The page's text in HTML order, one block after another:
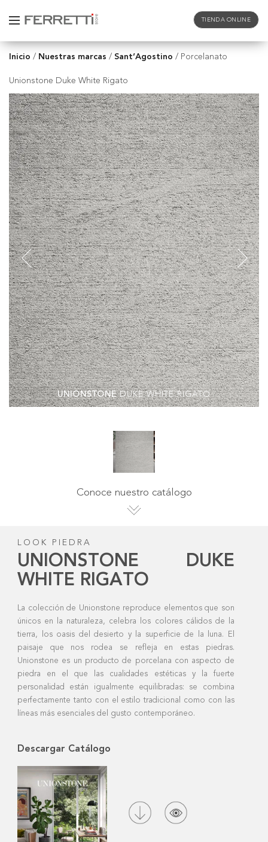
TIENDA ONLINE
Inicio / Nuestras marcas / Sant’Agostino / Porcelanato
Unionstone Duke White Rigato
UNIONSTONEDUKE WHITE RIGATO
Conoce nuestro catálogo
Descargar Catálogo
LOOK PIEDRA
UNIONSTONE DUKE
WHITE RIGATO
La colección de Unionstone reproduce elementos que son
únicos en la naturaleza, celebra los colores cálidos de la
tierra, los oasis del desierto y la superficie de la luna. El
paisaje que nos rodea se refleja en estas piedras.
Unionstone es un producto de porcelana con aspecto de
piedra en el que las cualidades estéticas y la fuerte
personalidad están igualmente equilibradas: se combina
perfectamente tanto con el estilo tradicional como con las
líneas más esenciales del gusto contemporáneo.